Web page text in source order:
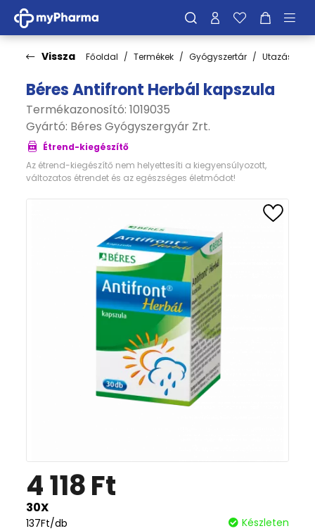
Vissza Főoldal Termékek Gyógyszertár Utazás
Béres Antifront Herbál kapszula
Termékazonosító: 1019035
Gyártó: Béres Gyógyszergyár Zrt.
Étrend-kiegészítő
Az étrend-kiegészítő nem helyettesíti a kiegyensúlyozott,
változatos étrendet és az egészséges életmódot!
4 118Ft
30X
137Ft/db Készleten